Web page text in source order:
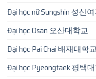
Đại học nữ Sungshin 성신
Đại học Osan 오산대학교
Đại học Pai Chai 배재대학교
Đại học Pyeongtaek 평택